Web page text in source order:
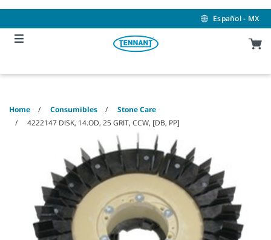
content
navigation
menu
Español - MX
Home Consumibles
Stone Care
4222147 DISK, 14.OD, 25 GRIT, CCW, [DB, PP]